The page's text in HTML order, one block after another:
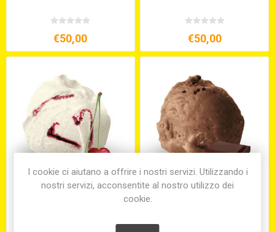
€50,00 €50,00
GELATO CIOCCOLATO KG.3
I cookie ci aiutano a offrire i nostri servizi. Utilizzando i
nostri servizi, acconsentite al nostro utilizzo dei
cookie.